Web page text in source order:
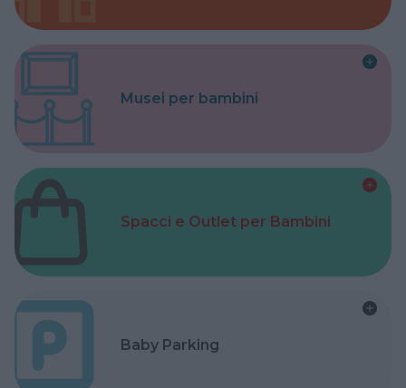
Musei per bambini
Spacci e Outlet per Bambini
Baby Parking